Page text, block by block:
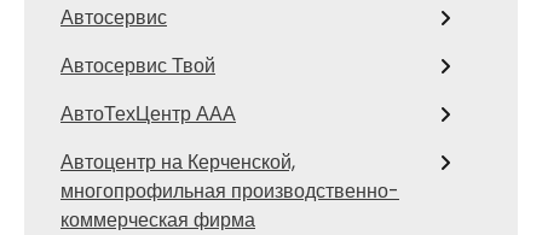
Автосервис
Автосервис Твой
АвтоТехЦентр ААА
Автоцентр на Керченской,
многопрофильная производственно-
коммерческая фирма